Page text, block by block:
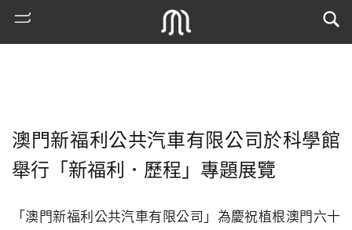
澳門新福利公共汽車有限公司於科學館
舉行「新福利．歷程」專題展覽
「澳門新福利公共汽車有限公司」為慶祝植根澳門六十